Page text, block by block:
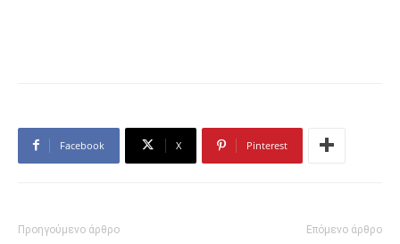
Facebook X Pinterest
Προηγούμενο άρθρο Επόμενο άρθρο